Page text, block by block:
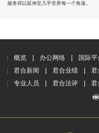
服务得以延伸至几乎世界每一个角落。
概览 办公网络 国际平
君合新闻
君合业绩 君
专业人员
君合法评 君